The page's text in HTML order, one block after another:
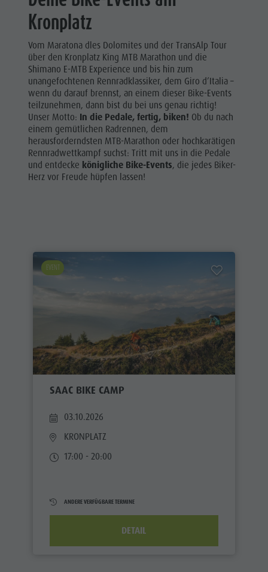
Weitere
Aktivitäten
Shopping
Wellness
Naturparks
Das Pustertal
Südtirol
Events
Guide A-Z
Kronplatz
Vom Maratona dles Dolomites und der TransAlp Tour
über den Kronplatz King MTB Marathon und die
Shimano E-MTB Experience und bis hin zum
unangefochtenen Rennradklassiker, dem Giro d’Italia –
wenn du darauf brennst, an einem dieser Bike-Events
teilzunehmen, dann bist du bei uns genau richtig!
Unser Motto: In die Pedale, fertig, biken! Ob du nach
einem gemütlichen Radrennen, dem
herausforderndsten MTB-Marathon oder hochkarätigen
Rennradwettkampf suchst: Tritt mit uns in die Pedale
und entdecke königliche Bike-Events, die jedes Biker-
Herz vor Freude hüpfen lassen!
EVENT
SAAC BIKE CAMP
03.10.2026
KRONPLATZ
17:00 - 20:00
ANDERE VERFÜGBARE TERMINE
DETAIL